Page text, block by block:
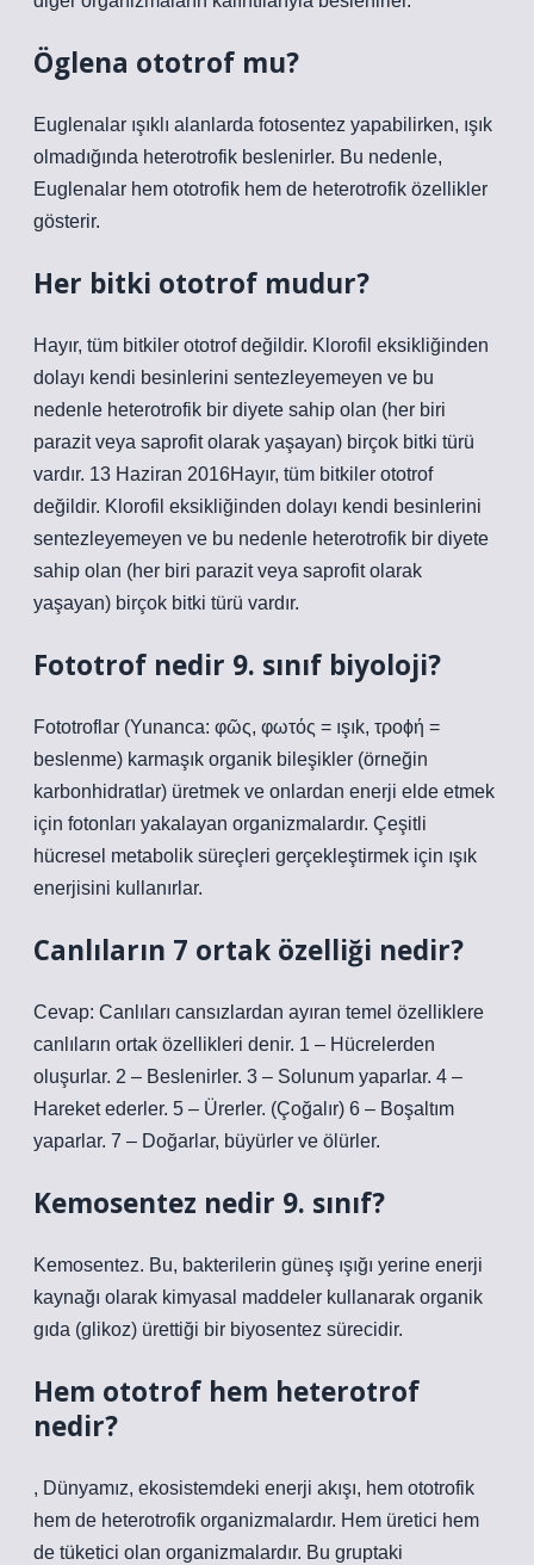
Öglena ototrof mu?
Euglenalar ışıklı alanlarda fotosentez yapabilirken, ışık
olmadığında heterotrofik beslenirler. Bu nedenle,
Euglenalar hem ototrofik hem de heterotrofik özellikler
gösterir.
Her bitki ototrof mudur?
Hayır, tüm bitkiler ototrof değildir. Klorofil eksikliğinden
dolayı kendi besinlerini sentezleyemeyen ve bu
nedenle heterotrofik bir diyete sahip olan (her biri
parazit veya saprofit olarak yaşayan) birçok bitki türü
vardır. 13 Haziran 2016Hayır, tüm bitkiler ototrof
değildir. Klorofil eksikliğinden dolayı kendi besinlerini
sentezleyemeyen ve bu nedenle heterotrofik bir diyete
sahip olan (her biri parazit veya saprofit olarak
yaşayan) birçok bitki türü vardır.
Fototrof nedir 9. sınıf biyoloji?
Fototroflar (Yunanca: φῶς, φωτός = ışık, τροϕή =
beslenme) karmaşık organik bileşikler (örneğin
karbonhidratlar) üretmek ve onlardan enerji elde etmek
için fotonları yakalayan organizmalardır. Çeşitli
hücresel metabolik süreçleri gerçekleştirmek için ışık
enerjisini kullanırlar.
Canlıların 7 ortak özelliği nedir?
Cevap: Canlıları cansızlardan ayıran temel özelliklere
canlıların ortak özellikleri denir. 1 – Hücrelerden
oluşurlar. 2 – Beslenirler. 3 – Solunum yaparlar. 4 –
Hareket ederler. 5 – Ürerler. (Çoğalır) 6 – Boşaltım
yaparlar. 7 – Doğarlar, büyürler ve ölürler.
Kemosentez nedir 9. sınıf?
Kemosentez. Bu, bakterilerin güneş ışığı yerine enerji
kaynağı olarak kimyasal maddeler kullanarak organik
gıda (glikoz) ürettiği bir biyosentez sürecidir.
Hem ototrof hem heterotrof
nedir?
, Dünyamız, ekosistemdeki enerji akışı, hem ototrofik
hem de heterotrofik organizmalardır. Hem üretici hem
de tüketici olan organizmalardır. Bu gruptaki